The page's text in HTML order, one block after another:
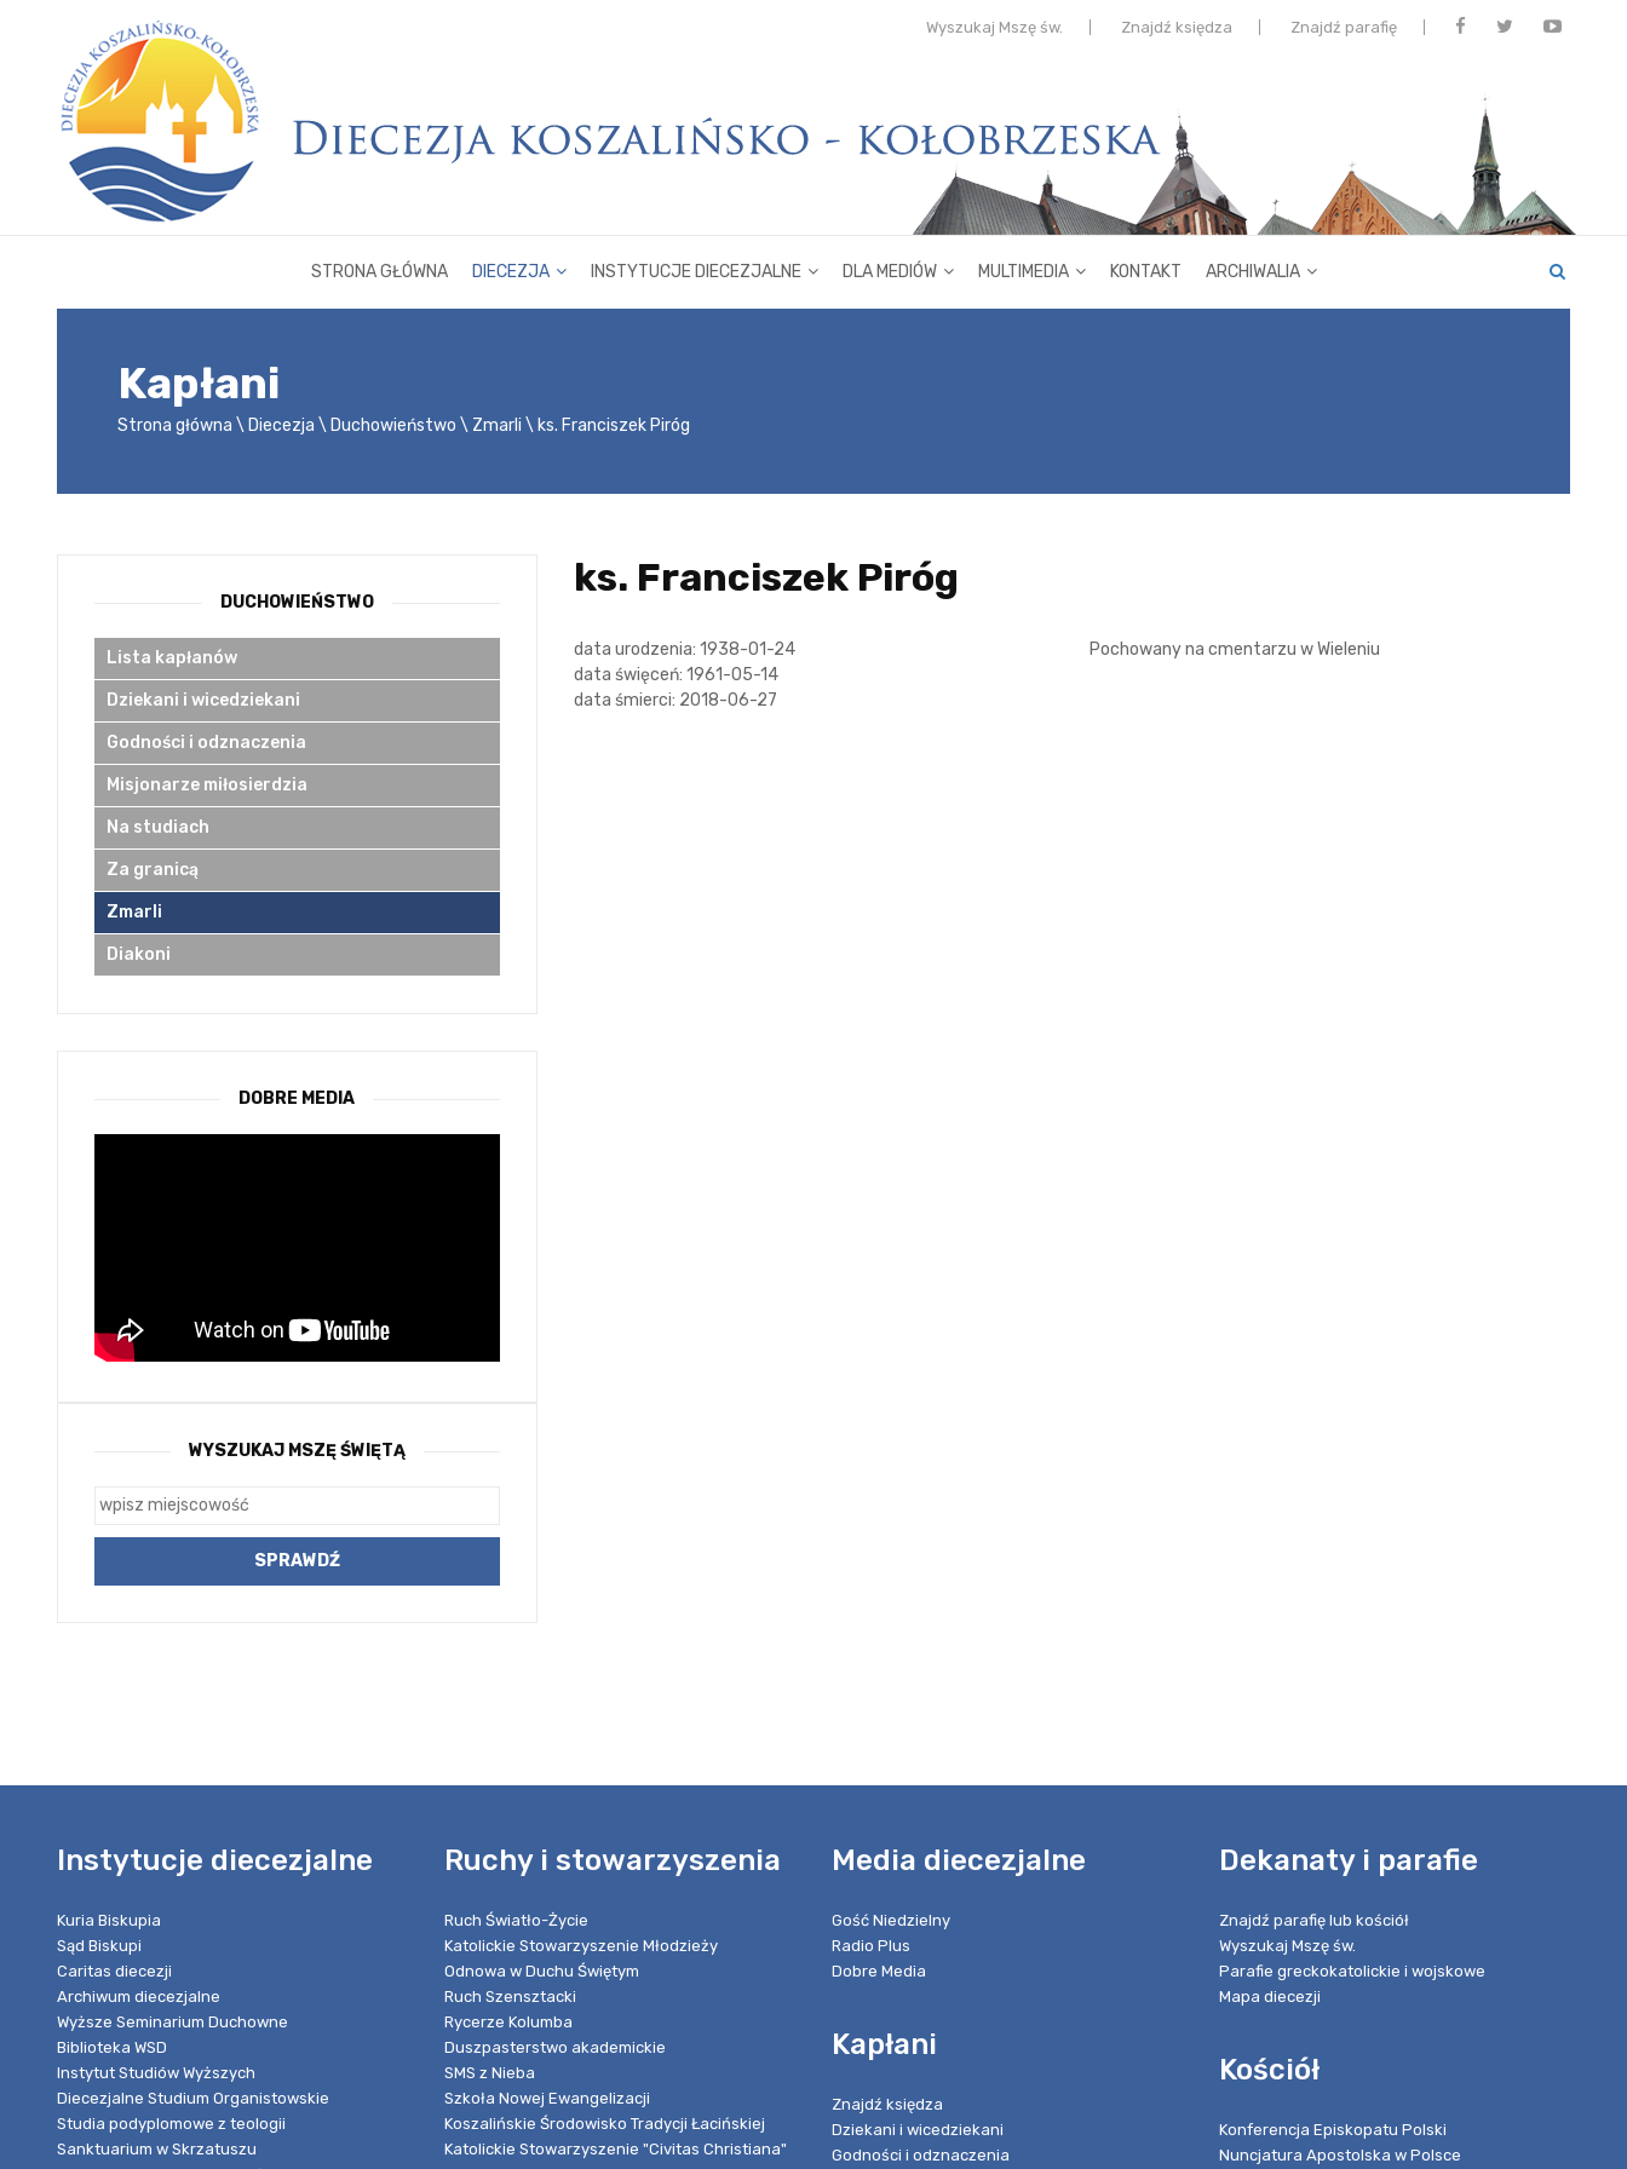
Wyszukaj Mszę św. Znajdź księdza Znajdź parafię
STRONA GŁÓWNA DIECEZJA INSTYTUCJE DIECEZJALNE DLA MEDIÓW MULTIMEDIA KONTAKT ARCHIWALIA
Kapłani
Strona główna Diecezja Duchowieństwo Zmarli ks. Franciszek Piróg
ks. Franciszek Piróg
data urodzenia: 1938-01-24
data święceń: 1961-05-14
data śmierci: 2018-06-27
Pochowany na cmentarzu w Wieleniu
DUCHOWIEŃSTWO
Lista kapłanów
Dziekani i wicedziekani
Godności i odznaczenia
Misjonarze miłosierdzia
Na studiach
Za granicą
Zmarli
Diakoni
DOBRE MEDIA
WYSZUKAJ MSZĘ ŚWIĘTĄ
Instytucje diecezjalne
Kuria Biskupia
Sąd Biskupi
Caritas diecezji
Archiwum diecezjalne
Wyższe Seminarium Duchowne
Biblioteka WSD
Instytut Studiów Wyższych
Diecezjalne Studium Organistowskie
Studia podyplomowe z teologii
Sanktuarium w Skrzatuszu
Ruchy i stowarzyszenia
Ruch Światło-Życie
Katolickie Stowarzyszenie Młodzieży
Odnowa w Duchu Świętym
Ruch Szensztacki
Rycerze Kolumba
Duszpasterstwo akademickie
SMS z Nieba
Szkoła Nowej Ewangelizacji
Koszalińskie Środowisko Tradycji Łacińskiej
Katolickie Stowarzyszenie "Civitas Christiana"
Media diecezjalne
Gość Niedzielny
Radio Plus
Dobre Media
Kapłani
Znajdź księdza
Dziekani i wicedziekani
Godności i odznaczenia
Dekanaty i parafie
Znajdź parafię lub kościół
Wyszukaj Mszę św.
Parafie greckokatolickie i wojskowe
Mapa diecezji
Kościół
Konferencja Episkopatu Polski
Nuncjatura Apostolska w Polsce